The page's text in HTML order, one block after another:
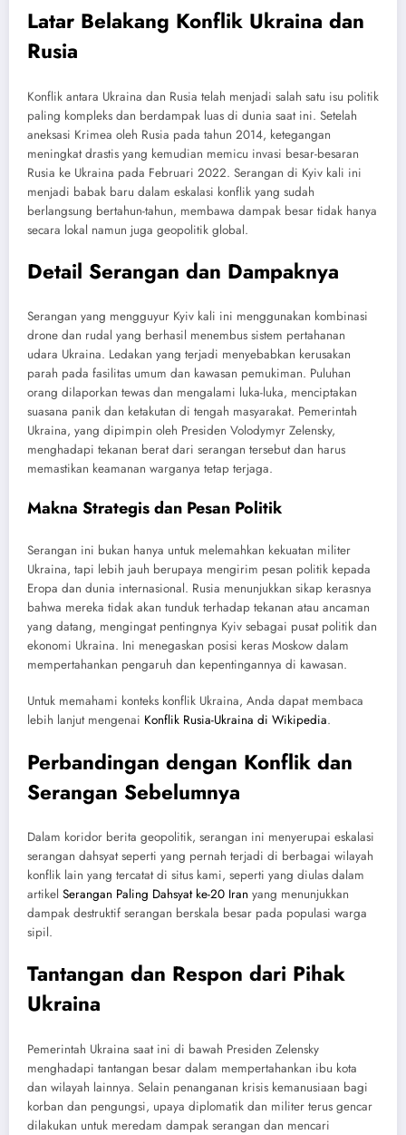
Latar Belakang Konflik Ukraina dan
Rusia
Konflik antara Ukraina dan Rusia telah menjadi salah satu isu politik
paling kompleks dan berdampak luas di dunia saat ini. Setelah
aneksasi Krimea oleh Rusia pada tahun 2014, ketegangan
meningkat drastis yang kemudian memicu invasi besar-besaran
Rusia ke Ukraina pada Februari 2022. Serangan di Kyiv kali ini
menjadi babak baru dalam eskalasi konflik yang sudah
berlangsung bertahun-tahun, membawa dampak besar tidak hanya
secara lokal namun juga geopolitik global.
Detail Serangan dan Dampaknya
Serangan yang mengguyur Kyiv kali ini menggunakan kombinasi
drone dan rudal yang berhasil menembus sistem pertahanan
udara Ukraina. Ledakan yang terjadi menyebabkan kerusakan
parah pada fasilitas umum dan kawasan pemukiman. Puluhan
orang dilaporkan tewas dan mengalami luka-luka, menciptakan
suasana panik dan ketakutan di tengah masyarakat. Pemerintah
Ukraina, yang dipimpin oleh Presiden Volodymyr Zelensky,
menghadapi tekanan berat dari serangan tersebut dan harus
memastikan keamanan warganya tetap terjaga.
Makna Strategis dan Pesan Politik
Serangan ini bukan hanya untuk melemahkan kekuatan militer
Ukraina, tapi lebih jauh berupaya mengirim pesan politik kepada
Eropa dan dunia internasional. Rusia menunjukkan sikap kerasnya
bahwa mereka tidak akan tunduk terhadap tekanan atau ancaman
yang datang, mengingat pentingnya Kyiv sebagai pusat politik dan
ekonomi Ukraina. Ini menegaskan posisi keras Moskow dalam
mempertahankan pengaruh dan kepentingannya di kawasan.
Untuk memahami konteks konflik Ukraina, Anda dapat membaca
lebih lanjut mengenai Konflik Rusia-Ukraina di Wikipedia.
Perbandingan dengan Konflik dan
Serangan Sebelumnya
Dalam koridor berita geopolitik, serangan ini menyerupai eskalasi
serangan dahsyat seperti yang pernah terjadi di berbagai wilayah
konflik lain yang tercatat di situs kami, seperti yang diulas dalam
artikel Serangan Paling Dahsyat ke-20 Iran yang menunjukkan
dampak destruktif serangan berskala besar pada populasi warga
sipil.
Tantangan dan Respon dari Pihak
Ukraina
Pemerintah Ukraina saat ini di bawah Presiden Zelensky
menghadapi tantangan besar dalam mempertahankan ibu kota
dan wilayah lainnya. Selain penanganan krisis kemanusiaan bagi
korban dan pengungsi, upaya diplomatik dan militer terus gencar
dilakukan untuk meredam dampak serangan dan mencari